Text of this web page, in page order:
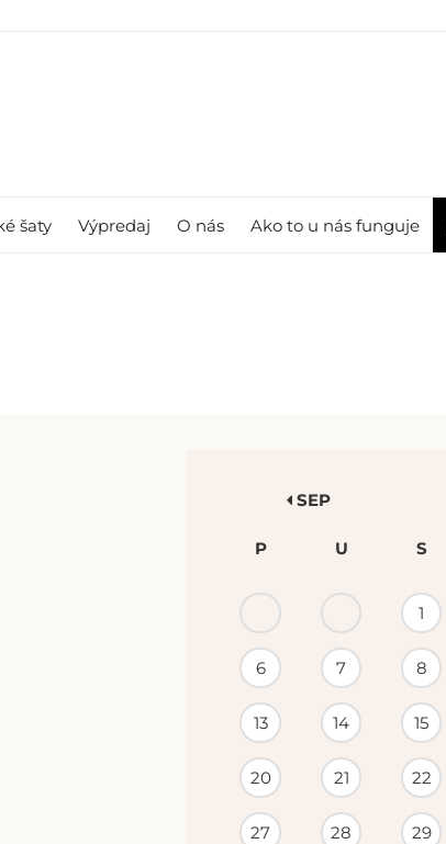
šaty Výpredaj O nás Ako to u nás funguje
KALENDÁR
PODUJATÍ
SEP
P U S
1
6 7 8
13 14 15
20 21 22
27 28 29